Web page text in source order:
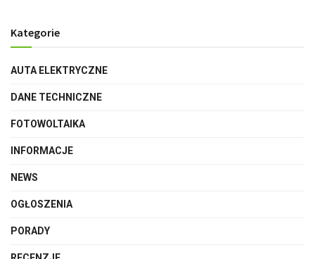
Kategorie
AUTA ELEKTRYCZNE
DANE TECHNICZNE
FOTOWOLTAIKA
INFORMACJE
NEWS
OGŁOSZENIA
PORADY